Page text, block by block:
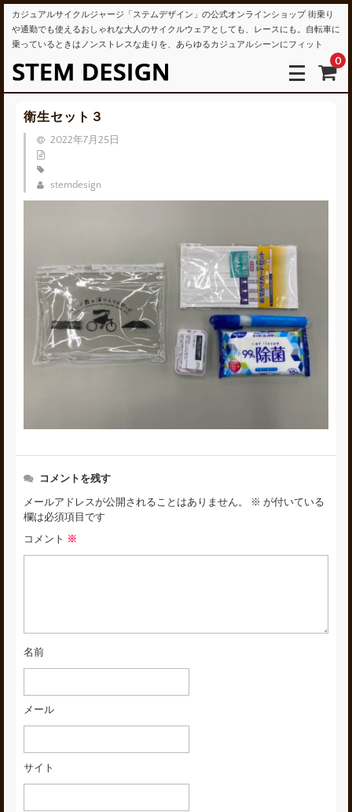
カジュアルサイクルジャージ「ステムデザイン」の公式オンラインショップ 街乗り
や通勤でも使えるおしゃれな大人のサイクルウェアとしても、レースにも。自転車に
乗っているときはノンストレスな走りを、あらゆるカジュアルシーンにフィット
0
衛生セット３
2022年7月25日
stemdesign
コメントを残す
メールアドレスが公開されることはありません。 ※ が付いている
欄は必須項目です
コメント ※
名前
メール
サイト